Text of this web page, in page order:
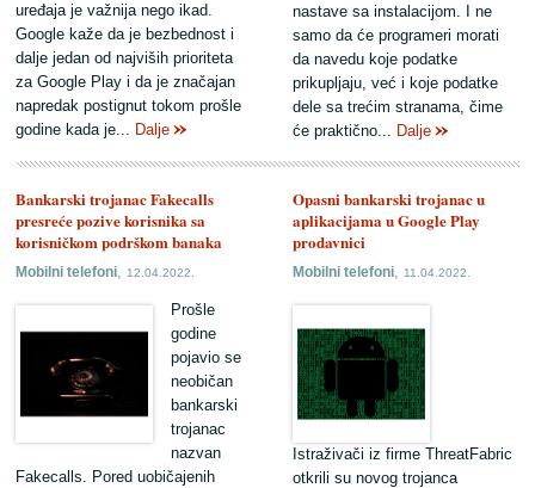
nastave sa instalacijom. I ne
samo da će programeri morati
da navedu koje podatke
prikupljaju, već i koje podatke
dele sa trećim stranama, čime
će praktično... Dalje
uređaja je važnija nego ikad.
Google kaže da je bezbednost i
dalje jedan od najviših prioriteta
za Google Play i da je značajan
napredak postignut tokom prošle
godine kada je... Dalje
Opasni bankarski trojanac u
aplikacijama u Google Play
prodavnici
Mobilni telefoni,11.04.2022.
Istraživači iz firme ThreatFabric
otkrili su novog trojanca
Bankarski trojanac Fakecalls
presreće pozive korisnika sa
korisničkom podrškom banaka
Mobilni telefoni,12.04.2022.
Prošle
godine
pojavio se
neobičan
bankarski
trojanac
nazvan
Fakecalls. Pored uobičajenih